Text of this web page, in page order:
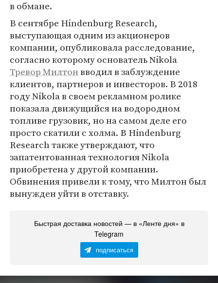
в обмане.
В сентябре Hindenburg Research,
выступающая одним из акционеров
компании, опубликовала расследование,
согласно которому основатель Nikola
Тревор Милтонвводил в заблуждение
клиентов, партнеров и инвесторов. В 2018
году Nikola в своем рекламном ролике
показала движущийся на водородном
топливе грузовик, но на самом деле его
просто скатили с холма. В Hindenburg
Research также утверждают, что
запатентованная технология Nikola
приобретена у другой компании.
Обвинения привели к тому, что Милтон был
вынужден уйти в отставку.
Быстрая доставка новостей — в «Ленте дня» в
Telegram
подписаться